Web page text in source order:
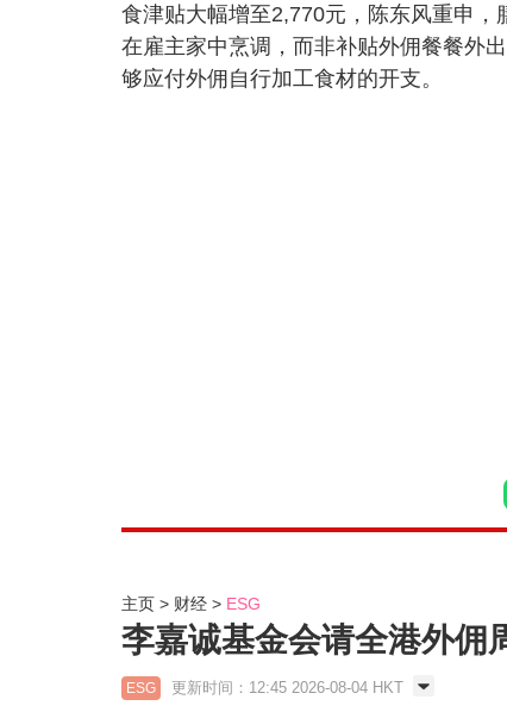
食津贴大幅增至2,770元，陈东风重申
在雇主家中烹调，而非补贴外佣餐餐外
够应付外佣自行加工食材的开支。
主页 财经 ESG
李嘉诚基金会请全港外佣
ESG 更新时间：12:45 2026-08-04 HKT